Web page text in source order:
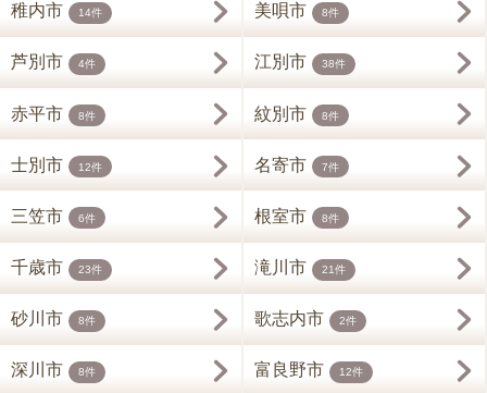
稚内市 14件 美唄市 8件
芦別市 4件 江別市 38件
赤平市 8件 紋別市 8件
士別市 12件 名寄市 7件
三笠市 6件 根室市 8件
千歳市 23件 滝川市 21件
砂川市 8件 歌志内市 2件
深川市 8件 富良野市 12件